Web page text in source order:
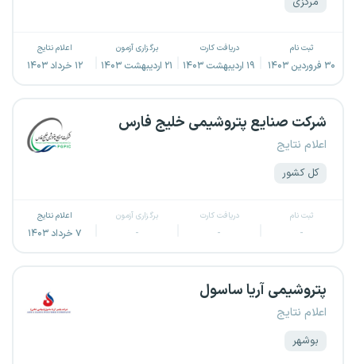
ثبت نام
۳۰ فروردین ۱۴۰۳
دریافت کارت
۱۹ اردیبهشت ۱۴۰۳
برگزاری آزمون
۲۱ اردیبهشت ۱۴۰۳
اعلام نتایج
۱۲ خرداد ۱۴۰۳
شرکت صنایع پتروشیمی خلیج فارس
اعلام نتایج
کل کشور
ثبت نام
-
دریافت کارت
-
برگزاری آزمون
-
اعلام نتایج
۷ خرداد ۱۴۰۳
پتروشیمی آریا ساسول
اعلام نتایج
بوشهر